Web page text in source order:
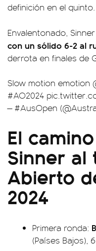
definición en el quinto.
Envalentonado,
con un sólido 6-2 al
derrota en finales de
Slow motion emotion
#AO2024
— #AusOpen
El
Sinner
Abierto
2024
Primera ronda:
(Países Bajos),